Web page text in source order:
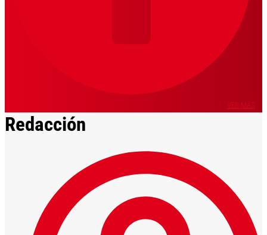
VER MÁS
Redacción